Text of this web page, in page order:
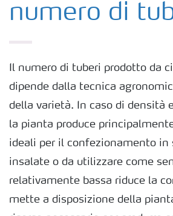
Concimi
Fertirrigazione
NPK
NPK rivestiti
Concimi con inibitori
numero di
Il numero di tuberi prodotto da
dipende dalla tecnica
della varietà. In caso di densità
la pianta produce
ideali per il confezionamento in
insalate o da utilizzare come
relativamente bassa riduce la
mette a disposizione della